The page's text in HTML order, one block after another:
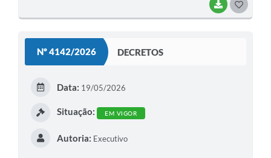
BAIXAR
Nº 4142/2026 DECRETOS
Data: 19/05/2026
Situação: EM VIGOR
Autoria: Executivo